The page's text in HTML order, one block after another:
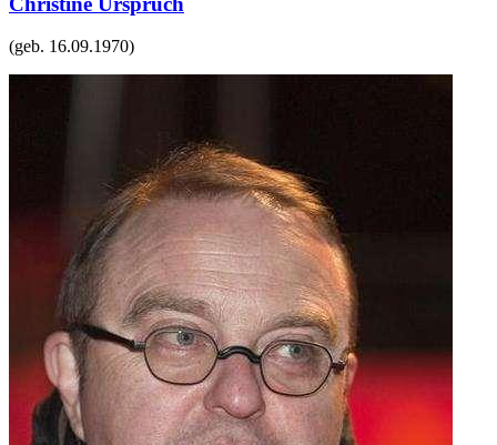
(geb. 16.09.1970)